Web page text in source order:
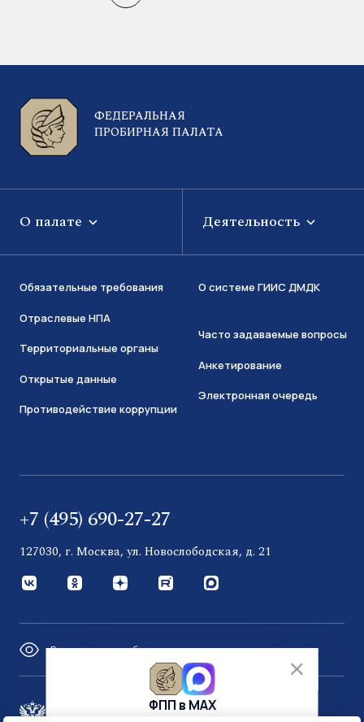
ФЕДЕРАЛЬНАЯ
ПРОБИРНАЯ ПАЛАТА
О палате Деятельность
Обязательные требования
Отраслевые НПА
Территориальные органы
Открытые данные
Противодействие коррупции
О системе ГИИС ДМДК
Часто задаваемые вопросы
Анкетирование
Электронная очередь
+7 (495) 690-27-27
127030, г. Москва, ул. Новослободская, д. 21
Версия для слабовидящих
Правительство России
ФПП в МАХ